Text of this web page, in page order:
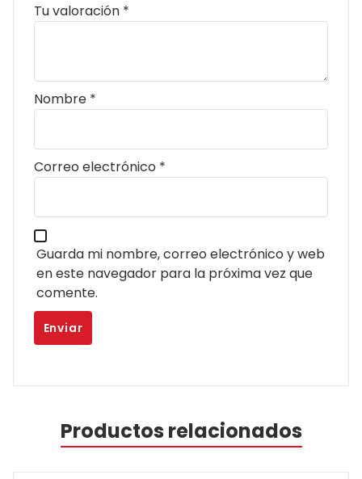
Tu valoración *
Nombre *
Correo electrónico *
Guarda mi nombre, correo electrónico y web
en este navegador para la próxima vez que
comente.
Productos relacionados